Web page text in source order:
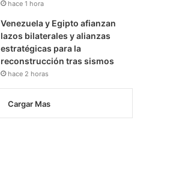
hace 1 hora
Venezuela y Egipto afianzan
lazos bilaterales y alianzas
estratégicas para la
reconstrucción tras sismos
hace 2 horas
Cargar Mas